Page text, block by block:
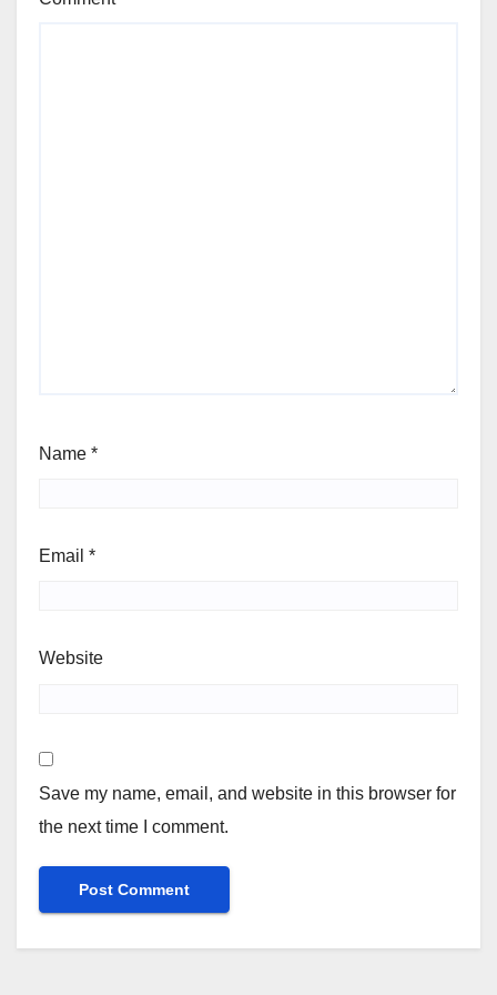
Name *
Email *
Website
Save my name, email, and website in this browser for
the next time I comment.